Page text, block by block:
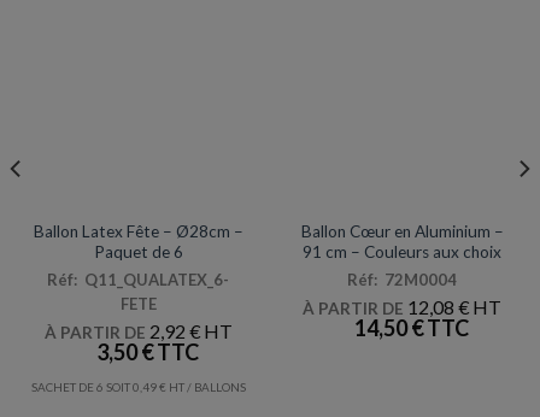
Ballon Latex Fête – Ø28cm –
Paquet de 6
Réf: Q11_QUALATEX_6-
FETE
À PARTIR DE 2,92 €
3,50€
SACHET DE 6 SOIT 0,49€ / BALLONS
Ballon Cœur en Aluminium –
91 cm – Couleurs aux choix
Réf: 72M0004
À PARTIR DE 12,08 €
14,50€